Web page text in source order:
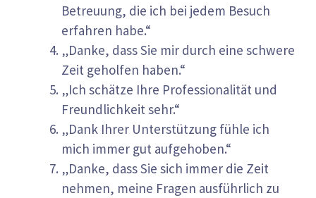
Betreuung, die ich bei jedem Besuch
erfahren habe.“
„Danke, dass Sie mir durch eine schwere
Zeit geholfen haben.“
„Ich schätze Ihre Professionalität und
Freundlichkeit sehr.“
„Dank Ihrer Unterstützung fühle ich
mich immer gut aufgehoben.“
„Danke, dass Sie sich immer die Zeit
nehmen, meine Fragen ausführlich zu